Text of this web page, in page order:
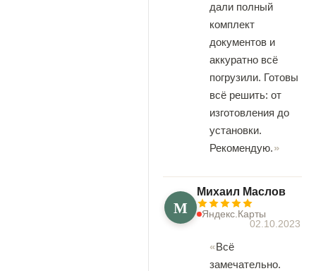
дали полный
комплект
документов и
аккуратно всё
погрузили. Готовы
всё решить: от
изготовления до
установки.
Рекомендую.
М
Михаил Маслов
Яндекс.Карты
02.10.2023
Всё
замечательно.